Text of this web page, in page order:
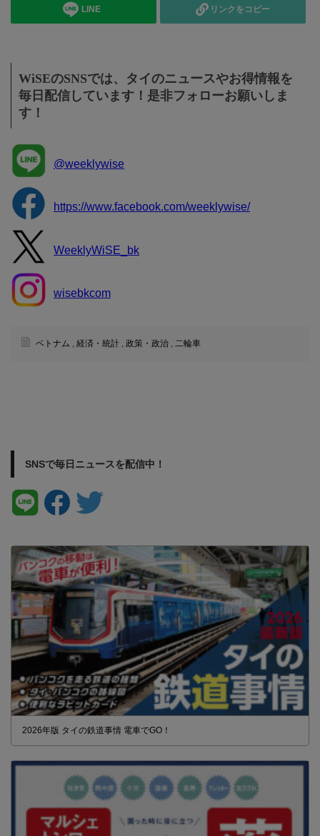
LINE リンクをコピー
WiSEのSNSでは、タイのニュースやお得情報を
毎日配信しています！是非フォローお願いしま
す！
@weeklywise
https://www.facebook.com/weeklywise/
WeeklyWiSE_bk
wisebkcom
ベトナム , 経済・統計 , 政策・政治 , 二輪車
SNSで毎日ニュースを配信中！
2026年版 タイの鉄道事情 電車でGO！